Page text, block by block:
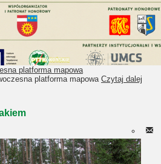
platforma mapowa
platforma mapowa Czytaj dalej